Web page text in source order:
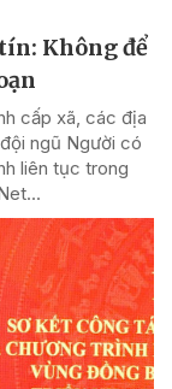
Không để
cấp xã, các địa
ngũ Người có
liên tục trong